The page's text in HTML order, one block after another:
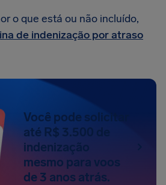
o que está ou não incluído,
de indenização por atraso
Você pode solicitar
até R$ 3.500 de
indenização
mesmo para voos
de 3 anos atrás.